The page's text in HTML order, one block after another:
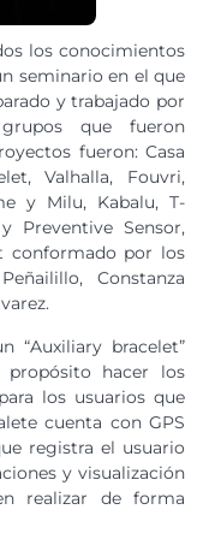
los conocimientos
seminario en el que
y trabajado por
que fueron
fueron: Casa
Valhalla, Fouvri,
y Milu, Kabalu, T-
Preventive Sensor,
conformado por los
Constanza
“Auxiliary bracelet”
propósito hacer los
los usuarios que
cuenta con GPS
registra el usuario
y visualización
realizar de forma